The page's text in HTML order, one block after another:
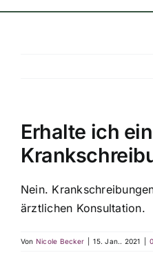
Leistungen
Veranstaltungen
Erhalte ich
Nein.
ärztlichen Konsultation.
Von Nicole Becker 15. Jan.. 2021